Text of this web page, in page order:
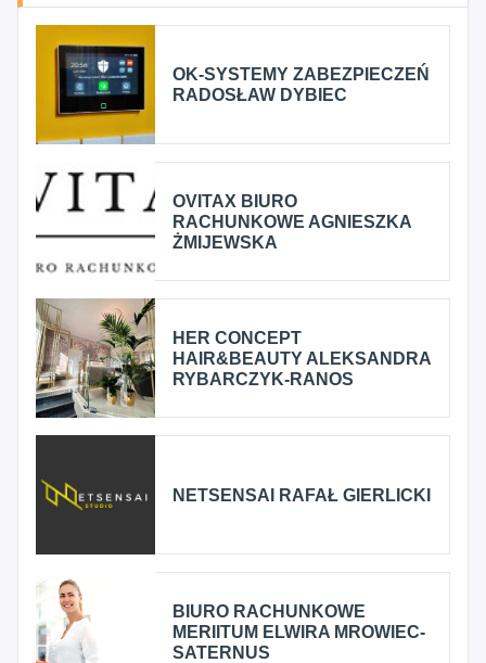
OK-SYSTEMY ZABEZPIECZEŃ
RADOSŁAW DYBIEC
OVITAX BIURO
RACHUNKOWE AGNIESZKA
ŻMIJEWSKA
HER CONCEPT
HAIR&BEAUTY ALEKSANDRA
RYBARCZYK-RANOS
NETSENSAI RAFAŁ GIERLICKI
BIURO RACHUNKOWE
MERIITUM ELWIRA MROWIEC-
SATERNUS